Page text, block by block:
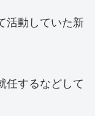
活動していた新
任するなどして